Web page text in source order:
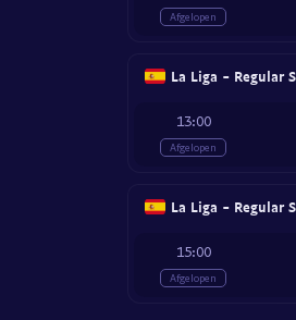
Afgelopen
La Liga - Regular
13:00
Afgelopen
La Liga - Regular
15:00
Afgelopen